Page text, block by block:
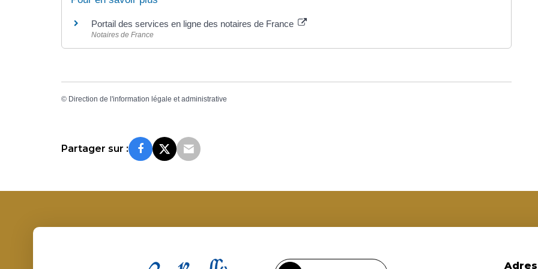
Portail des services en ligne des notaires de France
Notaires de France
© Direction de l'information légale et administrative
Partager sur :